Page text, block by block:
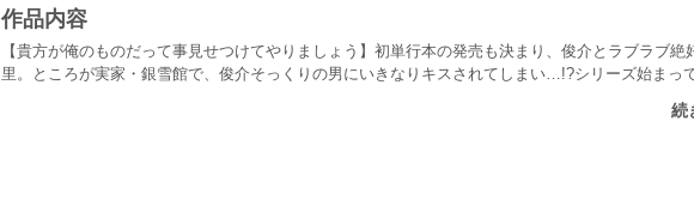
作品内容
【貴方が俺のものだって事見せつけてやりましょう】初単行本の発売も決まり、俊介とラブラブ絶
里。ところが実家・銀雪館で、俊介そっくりの男にいきなりキスされてしまい…!?シリーズ始まっ